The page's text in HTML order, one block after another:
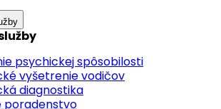
psychickej spôsobilosti
vyšetrenie vodičov
diagnostika
poradenstvo